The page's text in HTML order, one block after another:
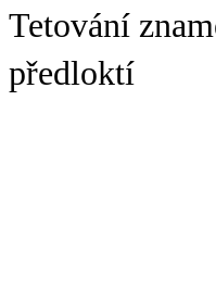
Tetování
předloktí